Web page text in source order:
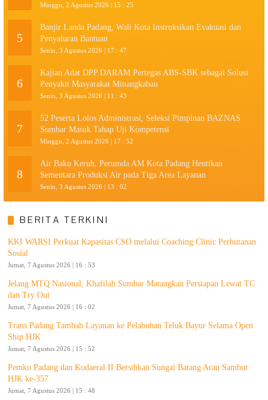
Minggu, 2 Agustus 2026 | 15 : 25
5
Banjir Landa Padang, Wali Kota Instruksikan Evakuasi dan
Penyaluran Bantuan
Senin, 3 Agustus 2026 | 17 : 47
6
Kajian Adat DPP DARAM Pertegas ABS-SBK sebagai Solusi
Penyakit Masyarakat Minangkabau
Senin, 3 Agustus 2026 | 11 : 43
7
52 Peserta Lolos Administrasi, Seleksi Pimpinan BAZNAS
Sumbar Masuk Tahap Uji Kompetensi
Minggu, 2 Agustus 2026 | 17 : 52
8
Air Baku Keruh, Perumda AM Kota Padang Hentikan
Sementara Produksi Air pada Tiga Area Layanan
Senin, 3 Agustus 2026 | 13 : 02
BERITA TERKINI
KKI WARSI Perkuat Kapasitas CSO melalui Coaching Clinic Perhutanan
Sosial
Jumat, 7 Agustus 2026 | 16 : 53
Jelang MTQ Nasional, Khafilah Sumbar Matangkan Persiapan Lewat TC
dan Try Out
Jumat, 7 Agustus 2026 | 16 : 02
Trans Padang Tambah Layanan ke Pelabuhan Teluk Bayur Selama Open
Ship HJK
Jumat, 7 Agustus 2026 | 15 : 52
Pemko Padang dan Kodaeral II Bersihkan Sungai Batang Arau Sambut
HJK ke-357
Jumat, 7 Agustus 2026 | 15 : 48